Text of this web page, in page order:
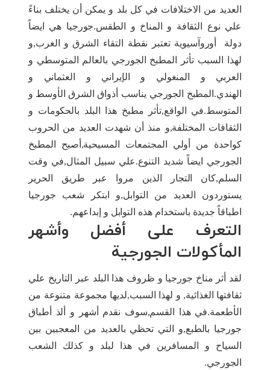
العديد من الاختلافات في كل بلد و يمكن أن يختلف بناءً
علي نوع الثقافة و المناخ و الطقس.جورجيا هي ايضاً
دولة أوروآسيوية تعتبر نقطة التقاء الشرق و الغرب,و
لهذا السبب تأثر المطبخ الجورجي بالعالم المتوسطي و
العربي و المنغولي و الإيراني و العثماني و
الهندي.المطبخ الجورجي يناسب أذواق الشرق الأوسط و
المتوسط.في الواقع,تأثر مطبخ هذا البلد بالحكومات و
الثقافات المختلفة,و منذ أن شهدت العديد من الحروب
كواحدة من أولي المجتمعات المسيحية,أصبح المطبخ
الجورجي ايضاً شديد التنوع.علي سبيل المثال,في وقت
السلم,كان التجار الذين مروا عبر طريق الحرير
يستوردون العديد من التوابل,و ابتكر شعب جورجيا
اطباقاً جديدة باستخدام هذه التوابل و إبداعهم.
التعرف على أفضل وأشهر
المأكولات الجورجية
لقد أثر مناخ جورجيا و ظروف هذا البلد عبر التاريخ علي
ثقافتها الغذائية, و لهذا السبب,لديها مجموعة متنوعة من
الأطعمة.في هذا القسم,سوف نقدم أشهر و ألذ أطباق
جورجيا بالطبع,و التي تحظي بالعديد من المعجبين بين
السياح و المسافرين في هذا لبلد و كذلك الشعب
الجورجي.